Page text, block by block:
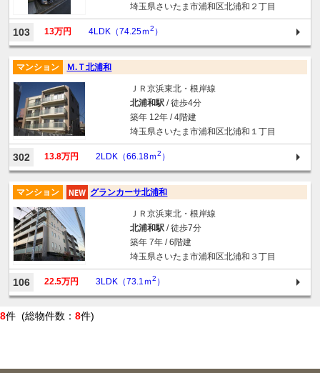
埼玉県さいたま市浦和区北浦和２丁目
103 13万円 4LDK（74.25ｍ2 ）
マンション Ｍ.Ｔ北浦和
ＪＲ京浜東北・根岸線
北浦和駅/ 徒歩4分
築年 12年 / 4階建
埼玉県さいたま市浦和区北浦和１丁目
302 13.8万円 2LDK（66.18ｍ2 ）
マンション グランカーサ北浦和
ＪＲ京浜東北・根岸線
北浦和駅/ 徒歩7分
築年 7年 / 6階建
埼玉県さいたま市浦和区北浦和３丁目
106 22.5万円 3LDK（73.1ｍ2 ）
8件 (総物件数： 8件)